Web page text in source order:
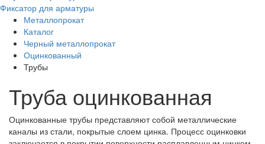
Фиксатор для арматуры
Металлопрокат
Каталог
Черный металлопрокат
Оцинкованный
Трубы
Труба оцинкованная
Оцинкованные трубы представляют собой металлические
каналы из стали, покрытые слоем цинка. Процесс оцинковки